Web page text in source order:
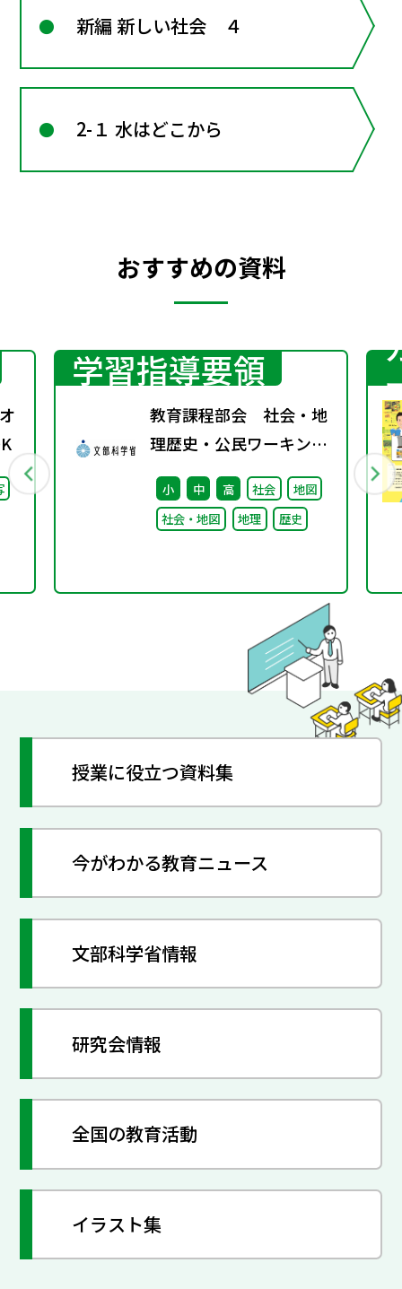
新編 新しい社会 ４
2-１ 水はどこから
おすすめの資料
学習指導要領
教育課程部会 社会・地
理歴史・公民ワーキング
（第6回） 配付資料
小 中 高 社会
地図
社会・地図
地理 歴史
授業に役立つ資料集
今がわかる教育ニュース
文部科学省情報
研究会情報
全国の教育活動
イラスト集